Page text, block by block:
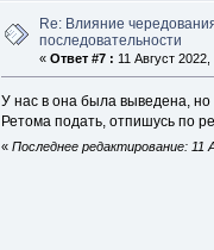
Re: Влияние
последовательности
« Ответ #7 : 11 Август
У нас в она была выведена,
Ретома подать, отпишусь по
« Последнее редактирование: 11